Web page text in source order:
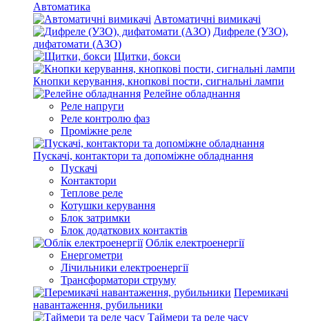
Автоматика
Автоматичні вимикачі
Дифреле (УЗО),
дифатомати (АЗО)
Щитки, бокси
Кнопки керування, кнопкові пости, сигнальні лампи
Релейне обладнання
Реле напруги
Реле контролю фаз
Проміжне реле
Пускачі, контактори та допоміжне обладнання
Пускачі
Контактори
Теплове реле
Котушки керування
Блок затримки
Блок додаткових контактів
Облік електроенергії
Енергометри
Лічильники електроенергії
Трансформатори струму
Перемикачі
навантаження, рубильники
Таймери та реле часу